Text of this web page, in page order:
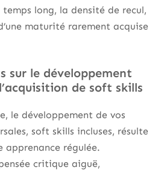
long, la densité de recul,
maturité rarement acquise
sur le développement
de soft skills
le développement de vos
soft skills incluses, résulte
apprenance régulée.
critique aiguë,